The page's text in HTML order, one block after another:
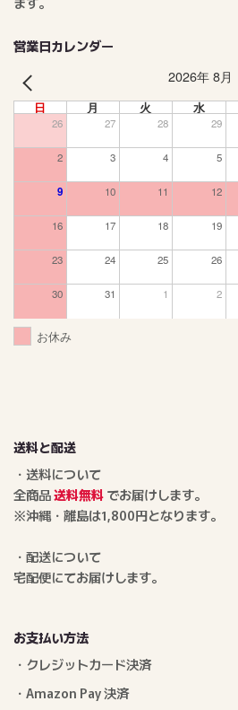
営業日カレンダー
2026年 8月
日 月 火 水
26 27 28 29
2 3 4 5
9 10 11 12
16 17 18 19
23 24 25 26
30 31 1 2
お休み
送料と配送
・送料について
全商品送料無料でお届けします。
※沖縄・離島は1,800円となります。
・配送について
宅配便にてお届けします。
お支払い方法
・クレジットカード決済
・Amazon Pay 決済